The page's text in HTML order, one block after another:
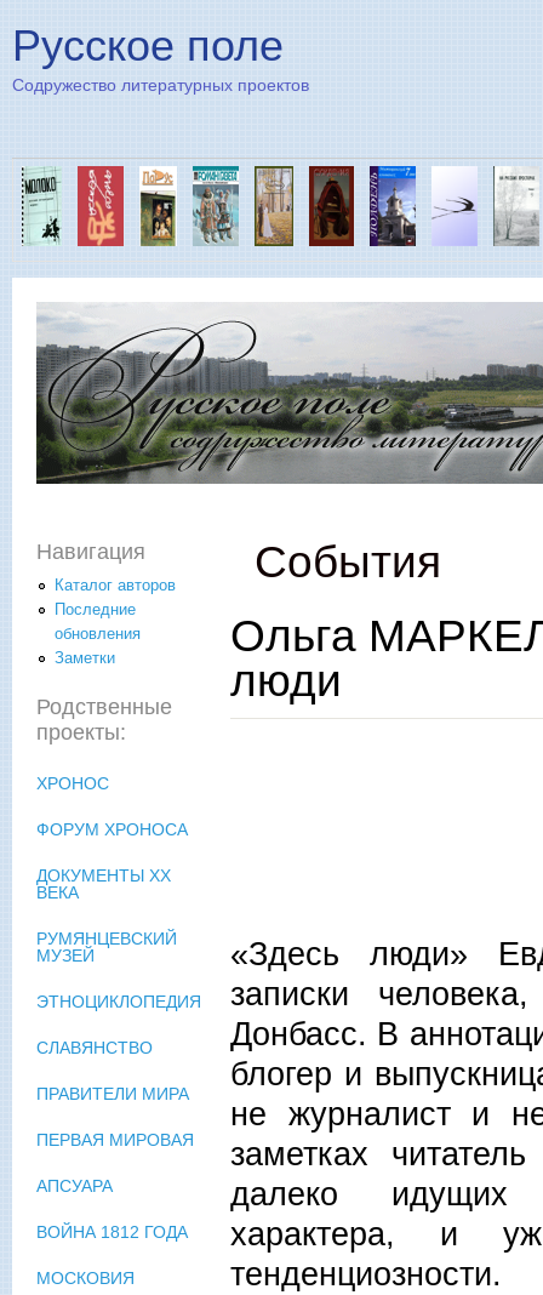
Русское поле
Содружество литературных проектов
События
Ольга
люди
«Здесь люди»
записки
Донбасс. В
блогер и
не журналист и
заметках
далеко идущих
характера, и
тенденциозности.
Навигация
Каталог авторов
Последние
обновления
Заметки
Родственные
проекты:
ХРОНОС
ФОРУМ ХРОНОСА
ДОКУМЕНТЫ XX
ВЕКА
РУМЯНЦЕВСКИЙ
МУЗЕЙ
ЭТНОЦИКЛОПЕДИЯ
СЛАВЯНСТВО
ПРАВИТЕЛИ МИРА
ПЕРВАЯ МИРОВАЯ
АПСУАРА
ВОЙНА 1812 ГОДА
МОСКОВИЯ